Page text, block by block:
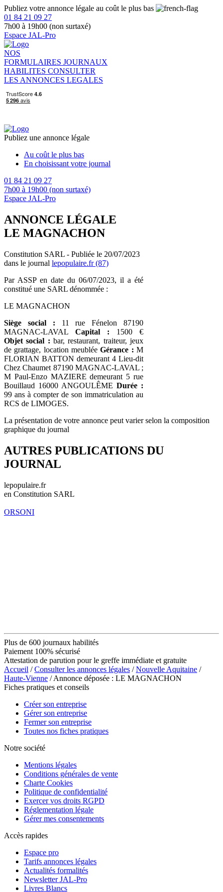
Publiez votre annonce légale au coût le plus bas
01 84 21 09 27
7h00 à 19h00 (non surtaxé)
Espace JAL-Pro
NOS
FORMULAIRES JOURNAUX
HABILITES CONSULTER
LES ANNONCES LEGALES
Publiez une annonce légale
Au coût le plus bas
En choisissant votre journal
01 84 21 09 27
7h00 à 19h00 (non surtaxé)
Espace JAL-Pro
ANNONCE LÉGALE
LE MAGNACHON
Constitution SARL - Publiée le 20/07/2023
dans le journal lepopulaire.fr (87)
Par ASSP en date du 06/07/2023, il a été
constitué une SARL dénommée :
LE MAGNACHON
Siège social : 11 rue Fénelon 87190
MAGNAC-LAVAL Capital : 1500 €
Objet social : bar, restaurant, traiteur, jeux
de grattage, location meubléeGérance : M
FLORIAN BATTON demeurant 4 Lieu-dit
Chez Chaumet 87190 MAGNAC-LAVAL ;
M Paul-Enzo MAZIERE demeurant 5 rue
Bouillaud 16000 ANGOULÊME Durée :
99 ans à compter de son immatriculation au
RCS de LIMOGES.
La présentation de votre annonce peut varier selon la composition
graphique du journal
AUTRES PUBLICATIONS DU
JOURNAL
lepopulaire.fr
en Constitution SARL
ORSONI
Plus de 600 journaux habilités
Paiement 100% sécurisé
Attestation de parution pour le greffe immédiate et gratuite
Accueil /Consulter les annonces légales /Nouvelle Aquitaine /
Haute-Vienne / Annonce déposée : LE MAGNACHON
Fiches pratiques et conseils
Créer son entreprise
Gérer son entreprise
Fermer son entreprise
Toutes nos fiches pratiques
Notre société
Mentions légales
Conditions générales de vente
Charte Cookies
Politique de confidentialité
Exercer vos droits RGPD
Réglementation légale
Gérer mes consentements
Accès rapides
Espace pro
Tarifs annonces légales
Actualités formalités
Newsletter JAL-Pro
Livres Blancs